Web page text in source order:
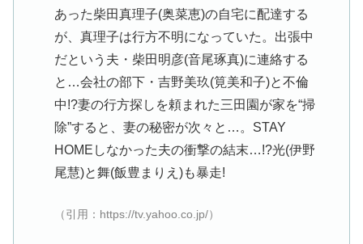
あった柴田真理子(奥菜恵)の自宅に配達する
が、真理子は行方不明になっていた。出張中
だという夫・柴田明彦(音尾琢真)に連絡する
と…会社の部下・吉野美玖(筧美和子)と不倫
中!?妻の行方探しを頼まれた三田園が家を“掃
除”すると、妻の秘密が次々と…。STAY
HOMEしなかった夫の衝撃の結末…!?光(伊野
尾慧)と舞(飯豊まりえ)も暴走!
（引用：https://tv.yahoo.co.jp/）